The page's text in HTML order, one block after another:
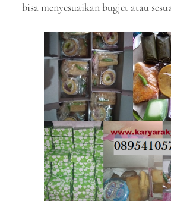
bisa menyesuaikan bugjet atau